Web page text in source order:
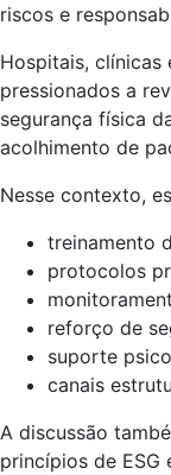
riscos e
Hospitais, clínicas
pressionados a
segurança física
acolhimento de
Nesse contexto,
treinamento
protocolos
reforço de
suporte
canais
A discussão
princípios de ESG